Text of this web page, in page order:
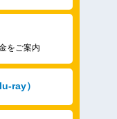
をご案内
ray）